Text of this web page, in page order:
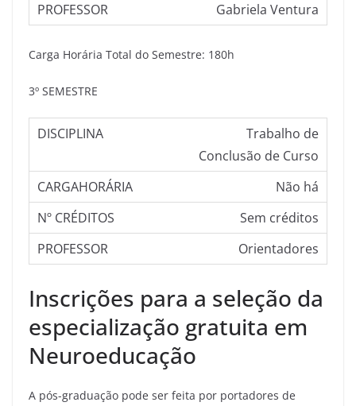
Gabriela Ventura
Carga Horária Total do Semestre: 180h
3º SEMESTRE
Trabalho de
Conclusão de Curso
Não há
Sem créditos
Orientadores
Inscrições para a seleção da
especialização gratuita em
Neuroeducação
A pós-graduação pode ser feita por portadores de